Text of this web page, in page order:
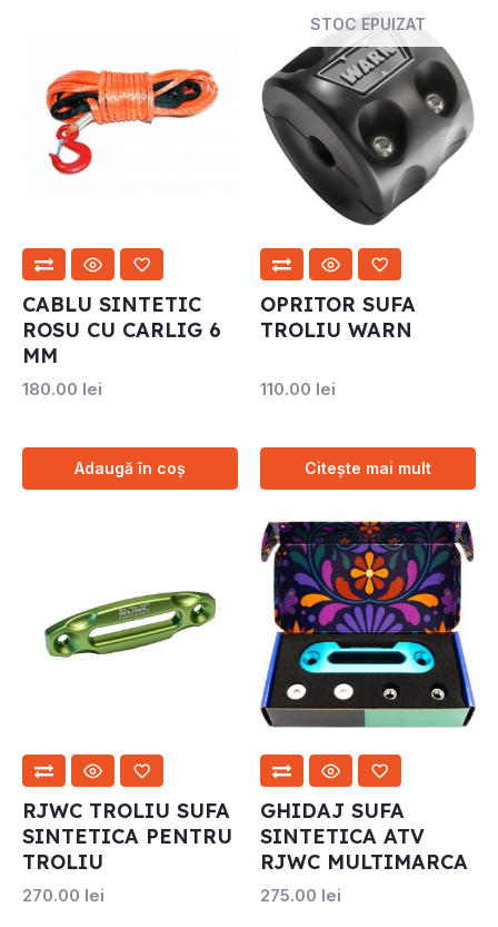
CABLU SINTETIC
ROSU CU CARLIG 6
MM
180.00 lei
Adaugă în coș
STOC EPUIZAT
OPRITOR SUFA
TROLIU WARN
110.00 lei
Citește mai mult
RJWC TROLIU SUFA
SINTETICA PENTRU
TROLIU
270.00 lei
GHIDAJ SUFA
SINTETICA ATV
RJWC MULTIMARCA
275.00 lei